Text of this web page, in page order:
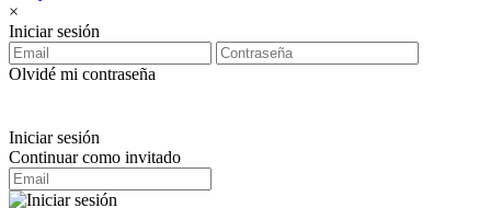
×
Iniciar sesión
Olvidé mi contraseña
Iniciar sesión
Continuar como invitado